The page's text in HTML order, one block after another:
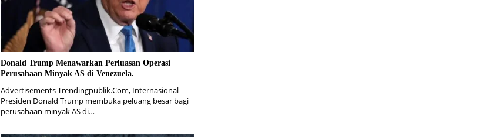
Donald Trump Menawarkan Perluasan Operasi
Perusahaan Minyak AS di Venezuela.
Advertisements Trendingpublik.Com, Internasional –
Presiden Donald Trump membuka peluang besar bagi
perusahaan minyak AS di…